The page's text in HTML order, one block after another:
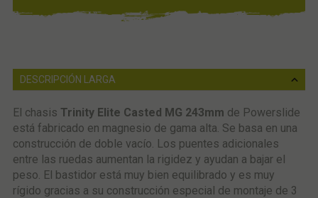
DESCRIPCIÓN LARGA
El chasis Trinity Elite Casted MG 243mm de Powerslide
está fabricado en magnesio de gama alta. Se basa en una
construcción de doble vacío. Los puentes adicionales
entre las ruedas aumentan la rigidez y ayudan a bajar el
peso. El bastidor está muy bien equilibrado y es muy
rígido gracias a su construcción especial de montaje de 3